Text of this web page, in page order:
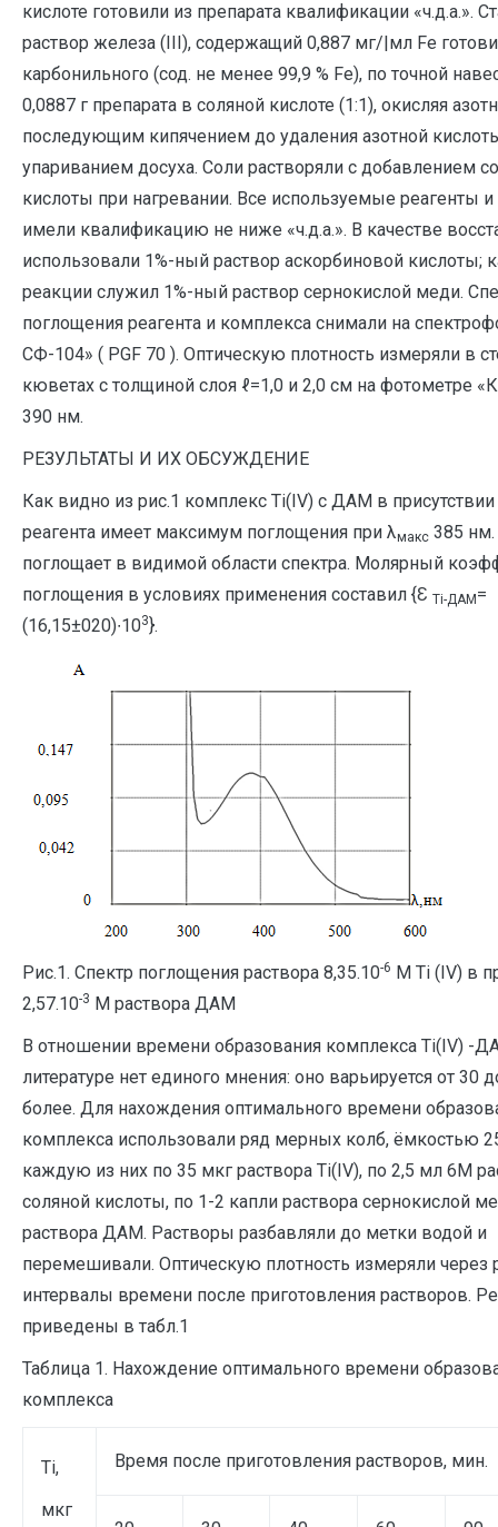
кислоте готовили из препарата квалификации «ч.д.а.».
раствор железа (III), содержащий 0,887 мг/|мл Fe
карбонильного (сод. не менее 99,9 % Fe), по точной
0,0887 г препарата в соляной кислоте (1:1), окисляя
последующим кипячением до удаления азотной
упариванием досуха. Соли растворяли с добавлением
кислоты при нагревании. Все используемые реагенты
имели квалификацию не ниже «ч.д.а.». В качестве
использовали 1%-ный раствор аскорбиновой кислоты;
реакции служил 1%-ный раствор сернокислой меди.
поглощения реагента и комплекса снимали на
СФ-104» ( PGF 70 ). Оптическую плотность измеряли в
кюветах с толщиной слоя ℓ=1,0 и 2,0 см на фотометре
390 нм.
РЕЗУЛЬТАТЫ И ИХ ОБСУЖДЕНИЕ
Как видно из рис.1 комплекс Ti(IV) c ДАМ в
реагента имеет максимум поглощения при λмакс 385 нм.
поглощает в видимой области спектра. Молярный
поглощения в условиях применения составил {Ɛ Ti-ДАМ =
(16,15±020)∙103}.
Рис.1. Спектр поглощения раствора 8,35.10-6 М Ti (IV) в
2,57.10-3 М раствора ДАМ
В отношении времени образования комплекса Ti(IV) -
литературе нет единого мнения: оно варьируется от 30
более. Для нахождения оптимального времени
комплекса использовали ряд мерных колб, ёмкостью
каждую из них по 35 мкг раствора Ti(IV), по 2,5 мл 6М
соляной кислоты, по 1-2 капли раствора сернокислой
раствора ДАМ. Растворы разбавляли до метки водой и
перемешивали. Оптическую плотность измеряли через
интервалы времени после приготовления растворов.
приведены в табл.1
Таблица 1. Нахождение оптимального времени
комплекса
Ti,
мкг
Время после приготовления растворов, мин.